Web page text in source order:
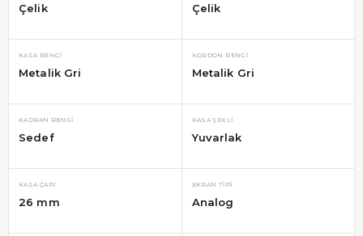
Çelik Çelik
KASA RENGI
Metalik Gri
KORDON RENGI
Metalik Gri
KADRAN RENGI
Sedef
KASA ŞEKLI
Yuvarlak
KASA ÇAPI
26 mm
EKRAN TIPI
Analog